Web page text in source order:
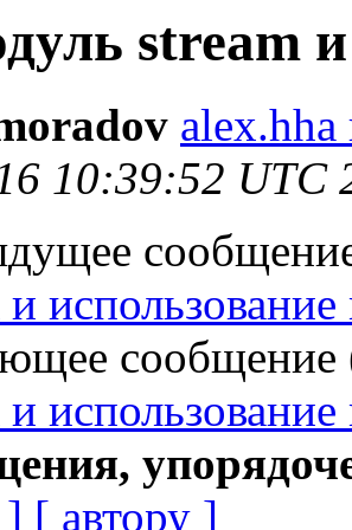
stream
10:39:52 UTC
и использование
сообщение
и использование
[ автору ]